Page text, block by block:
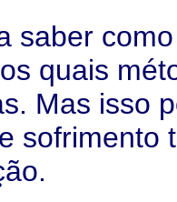
saber
quais
Mas isso
sofrimento